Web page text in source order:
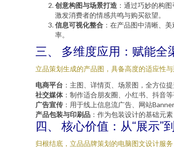
创意构图与场景打造 ：通过巧妙的构
激发消费者的情感共鸣与购买欲望。
信息可视化整合 ：在产品图中清晰、
率。
三、 多维度应用：赋能全
立品策划生成的产品图，具备高度的适应性
电商平台 ：主图、详情页、场景图，全方位
社交媒体：制作适合朋友圈、小红书、抖音
广告宣传 ：用于线上信息流广告、网站
产品包装与印刷品 ：作为包装设计的基础元
四、 核心价值：从“展示”
归根结底，立品品牌策划的电脑图文设计服